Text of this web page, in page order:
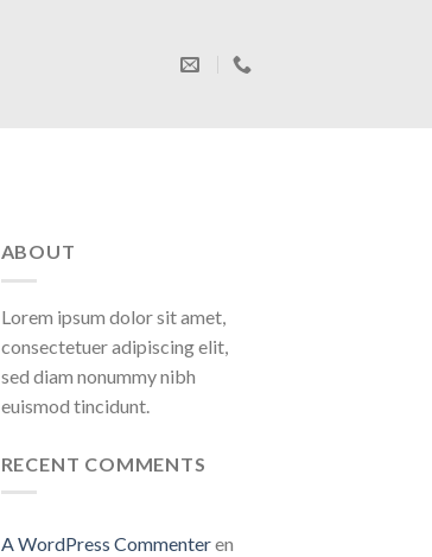
ABOUT
Lorem ipsum dolor sit amet,
consectetuer adipiscing elit,
sed diam nonummy nibh
euismod tincidunt.
RECENT COMMENTS
A WordPress Commenteren